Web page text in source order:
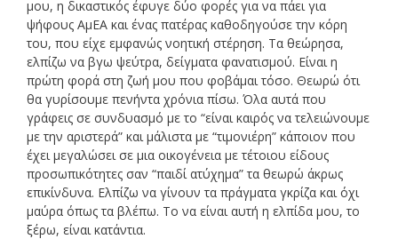
μου, η δικαστικός έφυγε δύο φορές για να πάει για
ψήφους ΑμΕΑ και ένας πατέρας καθοδηγούσε την κόρη
του, που είχε εμφανώς νοητική στέρηση. Τα θεώρησα,
ελπίζω να βγω ψεύτρα, δείγματα φανατισμού. Είναι η
πρώτη φορά στη ζωή μου που φοβάμαι τόσο. Θεωρώ ότι
θα γυρίσουμε πενήντα χρόνια πίσω. Όλα αυτά που
γράφεις σε συνδυασμό με το “είναι καιρός να τελειώνουμε
με την αριστερά” και μάλιστα με “τιμονιέρη” κάποιον που
έχει μεγαλώσει σε μια οικογένεια με τέτοιου είδους
προσωπικότητες σαν “παιδί ατύχημα” τα θεωρώ άκρως
επικίνδυνα. Ελπίζω να γίνουν τα πράγματα γκρίζα και όχι
μαύρα όπως τα βλέπω. Το να είναι αυτή η ελπίδα μου, το
ξέρω, είναι κατάντια.